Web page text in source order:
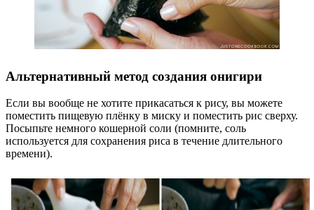
Альтернативный метод создания онигири
Если вы вообще не хотите прикасаться к рису, вы можете
поместить пищевую плёнку в миску и поместить рис сверху.
Посыпьте немного кошерной соли (помните, соль
используется для сохранения риса в течение длительного
времени).